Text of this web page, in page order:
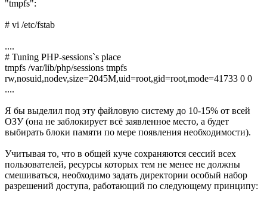
"tmpfs":
# vi /etc/fstab
....
# Tuning PHP-sessions`s place
tmpfs /var/lib/php/sessions tmpfs
rw,nosuid,nodev,size=2045M,uid=root,gid=root,mode=41733 0 0
....
Я бы выделил под эту файловую систему до 10-15% от всей
ОЗУ (она не заблокирует всё заявленное место, а будет
выбирать блоки памяти по мере появления необходимости).
Учитывая то, что в общей куче сохраняются сессий всех
пользователей, ресурсы которых тем не менее не должны
смешиваться, необходимо задать директории особый набор
разрешений доступа, работающий по следующему принципу: